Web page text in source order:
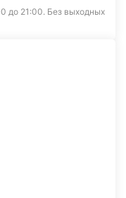
до 21:00. Без выходных